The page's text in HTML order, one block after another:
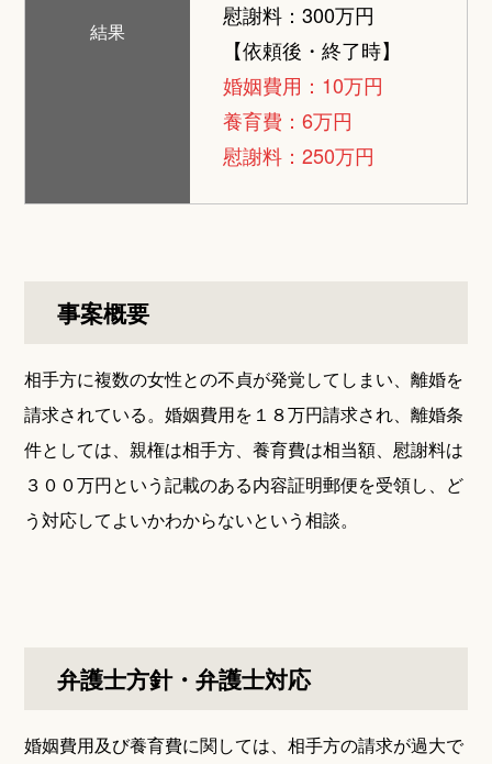
結果
慰謝料：300万円
【依頼後・終了時】
婚姻費用：10万円
養育費：6万円
慰謝料：250万円
事案概要
相手方に複数の女性との不貞が発覚してしまい、離婚を
請求されている。婚姻費用を１８万円請求され、離婚条
件としては、親権は相手方、養育費は相当額、慰謝料は
３００万円という記載のある内容証明郵便を受領し、ど
う対応してよいかわからないという相談。
弁護士方針・弁護士対応
婚姻費用及び養育費に関しては、相手方の請求が過大で